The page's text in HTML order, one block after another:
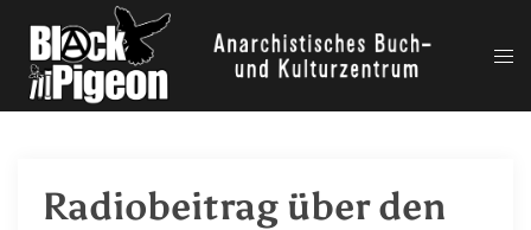
Inhalt
springen
Radiobeitrag über den